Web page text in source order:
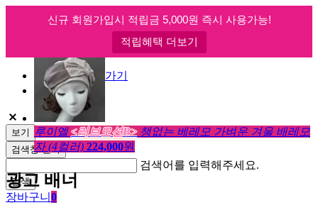
신규 회원가입시 적립금 5,000원 즉시 사용가능!
적립혜택 더보기
카테고리 바로가기
본문 바로가기
보기
검색창 열기
검색어를 입력해주세요.
검색
장바구니 0
최근본 상품(1)
루이엘<러브모션B>챙없는 베레모 가벼운 겨울 배레모
자 (4컬러) 224,000원
광고 배너